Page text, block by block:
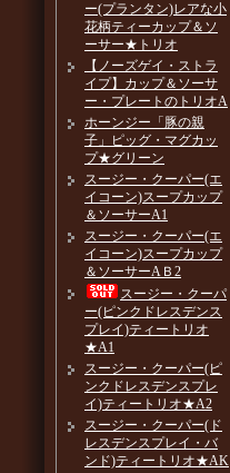
ー(プランタン)レアな小
花柄ティーカップ＆ソ
ーサー★トリオ
【ノーズゲイ・ストラ
イプ】カップ＆ソーサ
ー・プレートのトリオA
ホーンジー「豚の親
子」ピッグ・マグカッ
プ★グリーン
スージー・クーパー(エ
イコーン)スープカップ
＆ソーサーA1
スージー・クーパー(エ
イコーン)スープカップ
＆ソーサーAＢ2
スージー・クーパ
ー(ピンクドレスデンス
プレイ)ティートリオ
★A1
スージー・クーパー(ピ
ンクドレスデンスプレ
イ)ティートリオ★A2
スージー・クーパー(ド
レスデンスプレイ・バ
ンド)ティートリオ★AK